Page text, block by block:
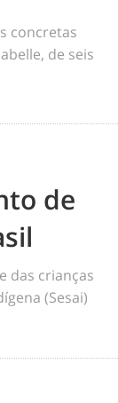
concretas
de seis
de
das crianças
(Sesai)